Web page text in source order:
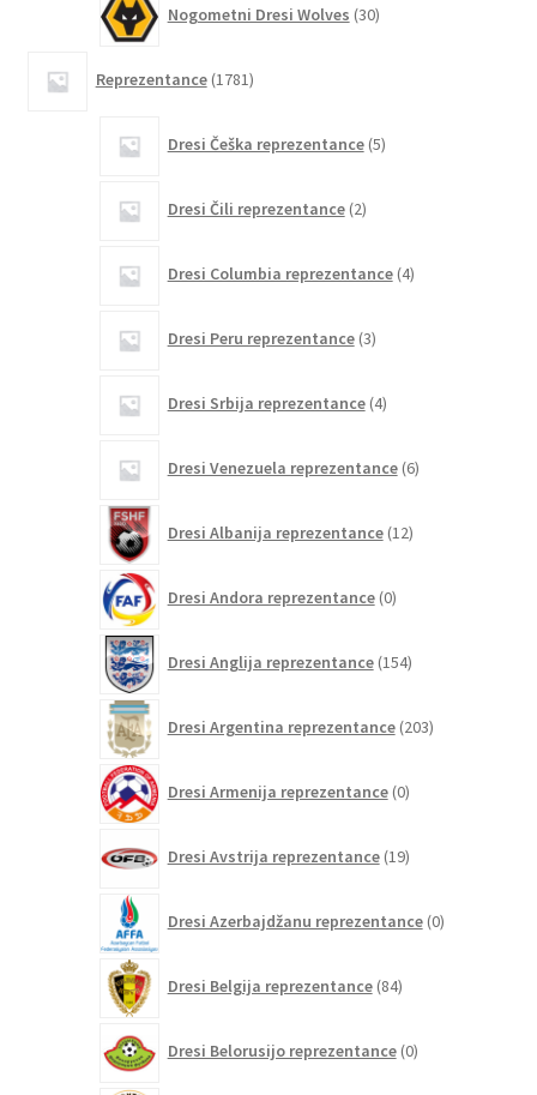
Nogometni Dresi Wolves 30izdelkov
Reprezentance 1781izdelkov
Dresi Češka reprezentance 5izdelkov
Dresi Čili reprezentance 2izdelka
Dresi Columbia reprezentance 4izdelki
Dresi Peru reprezentance 3izdelki
Dresi Srbija reprezentance 4izdelki
Dresi Venezuela reprezentance 6izdelkov
Dresi Albanija reprezentance 12izdelkov
Dresi Andora reprezentance 0izdelkov
Dresi Anglija reprezentance 154izdelkov
Dresi Argentina reprezentance 203izdelki
Dresi Armenija reprezentance 0izdelkov
Dresi Avstrija reprezentance 19izdelkov
Dresi Azerbajdžanu reprezentance 0izdelkov
Dresi Belgija reprezentance 84izdelkov
Dresi Belorusijo reprezentance 0izdelkov